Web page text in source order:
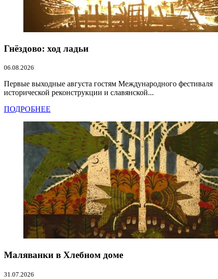
Гнёздово: ход ладьи
06.08.2026
Первые выходные августа гостям Международного фестиваля
исторической реконструкции и славянской...
ПОДРОБНЕЕ
Маляванки в Хлебном доме
31.07.2026